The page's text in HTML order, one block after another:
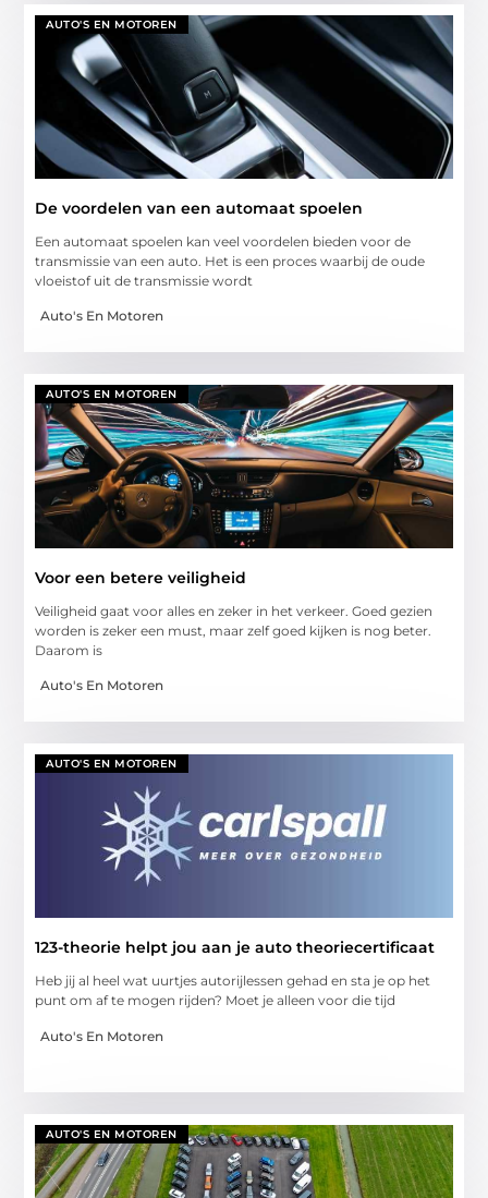
AUTO'S EN MOTOREN
De voordelen van een automaat spoelen
Een automaat spoelen kan veel voordelen bieden voor de
transmissie van een auto. Het is een proces waarbij de oude
vloeistof uit de transmissie wordt
Auto's En Motoren
AUTO'S EN MOTOREN
Voor een betere veiligheid
Veiligheid gaat voor alles en zeker in het verkeer. Goed gezien
worden is zeker een must, maar zelf goed kijken is nog beter.
Daarom is
Auto's En Motoren
AUTO'S EN MOTOREN
123-theorie helpt jou aan je auto theoriecertificaat
Heb jij al heel wat uurtjes autorijlessen gehad en sta je op het
punt om af te mogen rijden? Moet je alleen voor die tijd
Auto's En Motoren
AUTO'S EN MOTOREN